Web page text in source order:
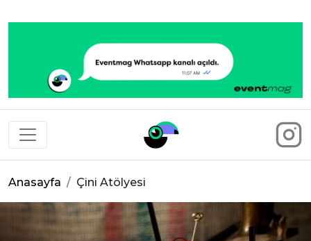
Eventmag
Anasayfa Çini Atölyesi